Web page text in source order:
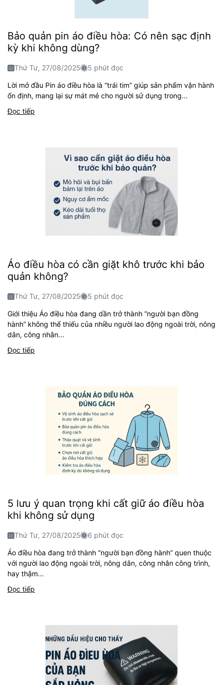
Bảo quản pin áo điều hòa: Có nên sạc định
kỳ khi không dùng?
Thứ Tư, 27/08/2025 5 phút đọc
Lời mở đầu Pin áo điều hòa là “trái tim” giúp sản phẩm vận hành
ổn định, mang lại sự mát mẻ cho người sử dụng trong...
Đọc tiếp
Áo điều hòa có cần giặt khô trước khi bảo
quản không?
Thứ Tư, 27/08/2025 5 phút đọc
Giới thiệu Áo điều hòa đang dần trở thành “người bạn đồng
hành” không thể thiếu của nhiều người lao động ngoài trời, nông
dân, công nhân...
Đọc tiếp
5 lưu ý quan trọng khi cất giữ áo điều hòa
khi không sử dụng
Thứ Tư, 27/08/2025 6 phút đọc
Áo điều hòa đang trở thành “người bạn đồng hành” quen thuộc
với người lao động ngoài trời, nông dân, công nhân công trình,
hay thậm...
Đọc tiếp